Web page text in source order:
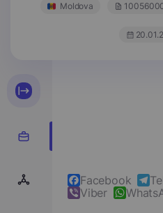
Moldova
Facebook
Viber